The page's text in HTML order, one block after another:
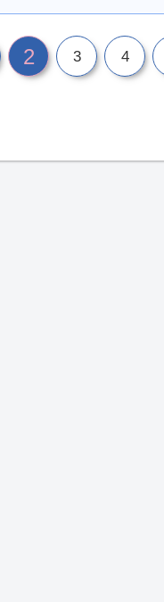
2 3 4